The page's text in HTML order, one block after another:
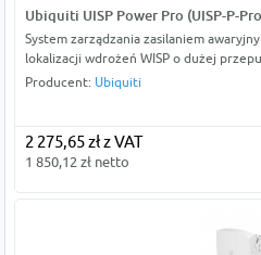
Ubiquiti UISP Power Pro (UISP-P-
System zarządzania zasilaniem
lokalizacji wdrożeń WISP o dużej
Producent: Ubiquiti
2 275,65 zł z VAT
1 850,12 zł netto